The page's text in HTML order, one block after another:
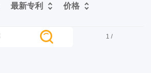
最新专利 价格
1 /